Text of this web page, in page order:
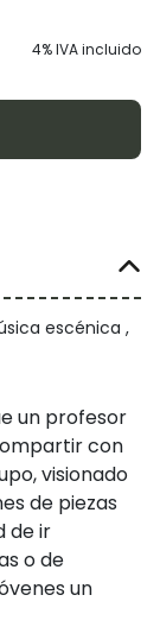
4% IVA incluido
escénica ,
un profesor
con
visionado
de piezas
de ir
o de
un